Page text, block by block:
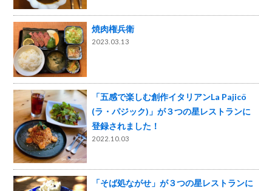
焼肉権兵衛
2023.03.13
「五感で楽しむ創作イタリアンLa Pajicö
(ラ・パジック)」が３つの星レストランに
登録されました！
2022.10.03
「そば処ながせ」が３つの星レストランに